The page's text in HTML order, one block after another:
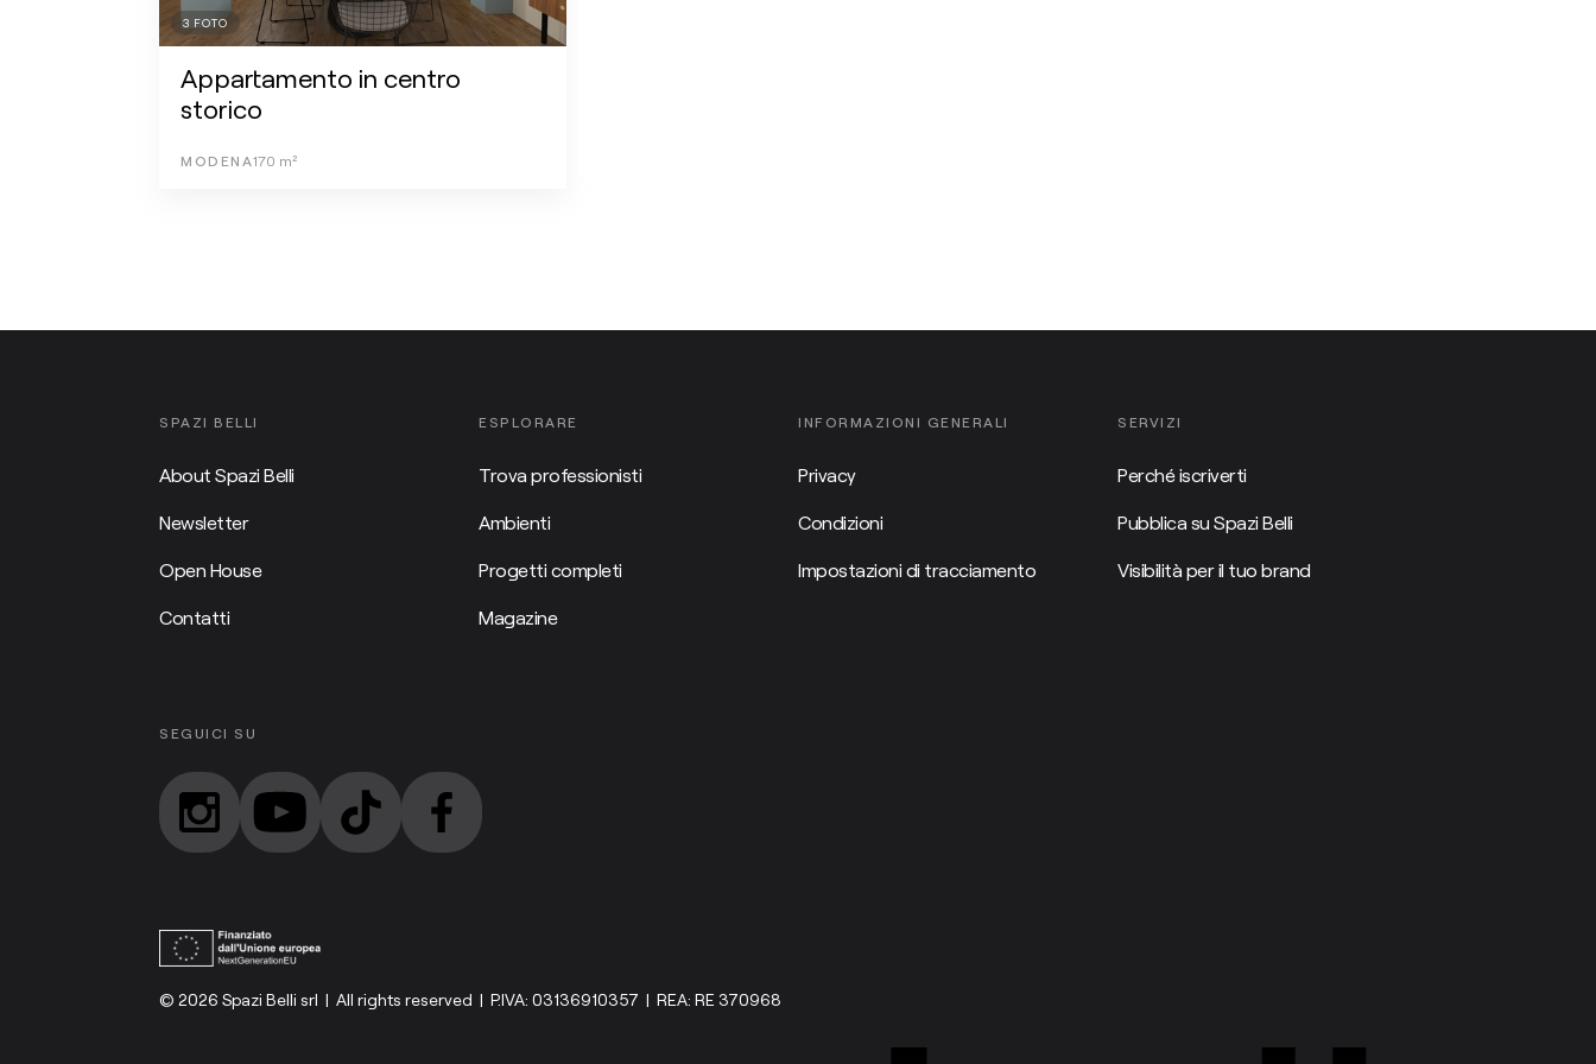
3 FOTO
Appartamento in centro
storico
MODENA170 m²
SPAZI BELLI
About Spazi Belli
Newsletter
Open House
Contatti
ESPLORARE
Trova professionisti
Ambienti
Progetti completi
Magazine
INFORMAZIONI GENERALI
Privacy
Condizioni
Impostazioni di tracciamento
SERVIZI
Perché iscriverti
Pubblica su Spazi Belli
Visibilità per il tuo brand
SEGUICI SU
© 2026 Spazi Belli srl | All rights reserved | P.IVA: 03136910357 | REA: RE 370968